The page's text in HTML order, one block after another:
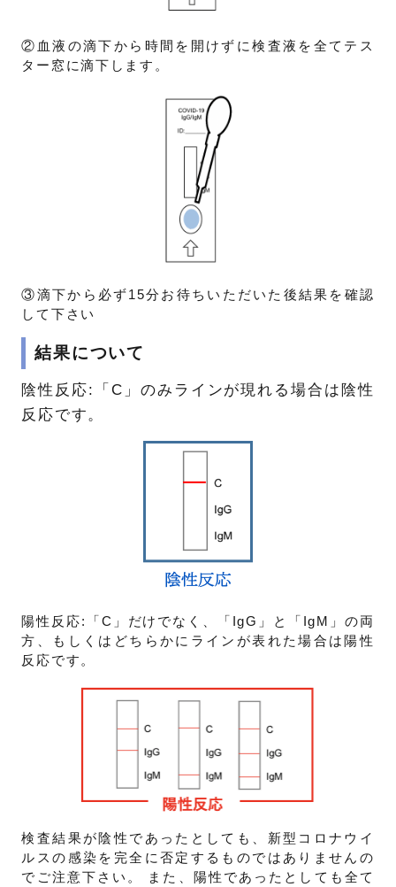
②血液の滴下から時間を開けずに検査液を全てテス
ター窓に滴下します。
③滴下から必ず15分お待ちいただいた後結果を確認
して下さい
結果について
陰性反応:「C」のみラインが現れる場合は陰性
反応です。
陽性反応:「C」だけでなく、「IgG」と「IgM」の両
方、もしくはどちらかにラインが表れた場合は陽性
反応です。
検査結果が陰性であったとしても、新型コロナウイ
ルスの感染を完全に否定するものではありませんの
でご注意下さい。 また、陽性であったとしても全て